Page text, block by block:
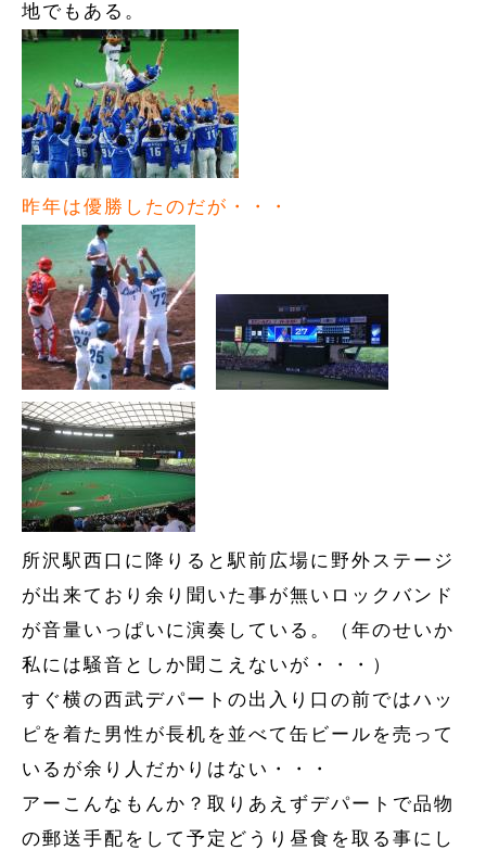
地でもある。
昨年は優勝したのだが・・・
所沢駅西口に降りると駅前広場に野外ステージ
が出来ており余り聞いた事が無いロックバンド
が音量いっぱいに演奏している。（年のせいか
私には騒音としか聞こえないが・・・）
すぐ横の西武デパートの出入り口の前ではハッ
ピを着た男性が長机を並べて缶ビールを売って
いるが余り人だかりはない・・・
アーこんなもんか？取りあえずデパートで品物
の郵送手配をして予定どうり昼食を取る事にし